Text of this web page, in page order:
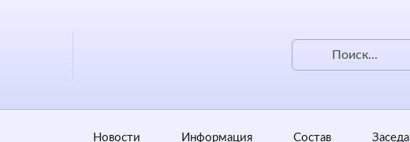
Новости Информация Состав